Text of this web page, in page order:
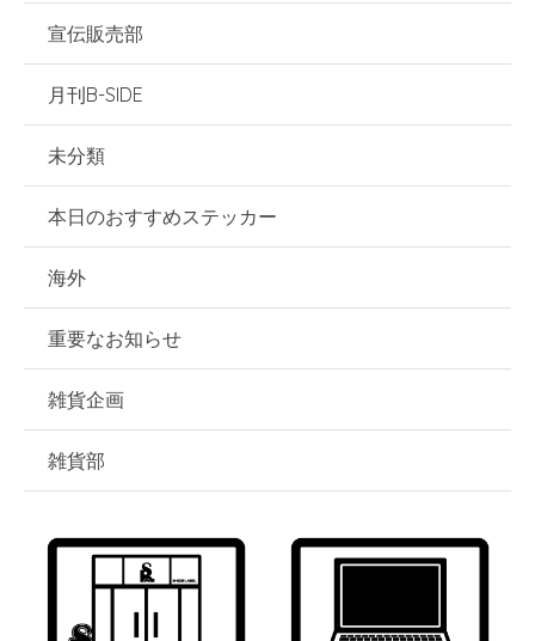
宣伝販売部
月刊B-SIDE
未分類
本日のおすすめステッカー
海外
重要なお知らせ
雑貨企画
雑貨部